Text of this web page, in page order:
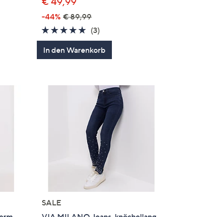
-44% € 89,99
5.0
von
5
(3)
Bewertungen
In den Warenkorb
SALE